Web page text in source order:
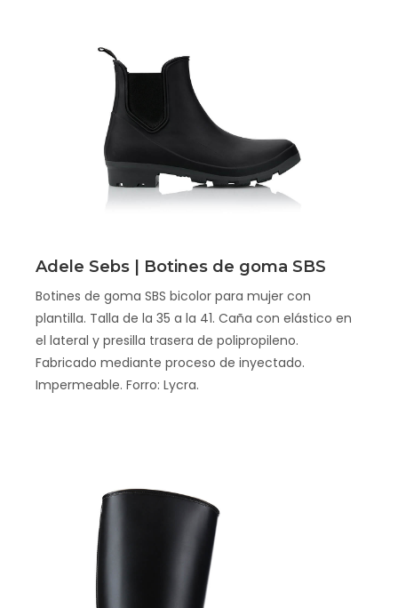
Scopri
Adele Sebs | Botines de goma SBS
Botines de goma SBS bicolor para mujer con
plantilla. Talla de la 35 a la 41. Caña con elástico en
el lateral y presilla trasera de polipropileno.
Fabricado mediante proceso de inyectado.
Impermeable. Forro: Lycra.